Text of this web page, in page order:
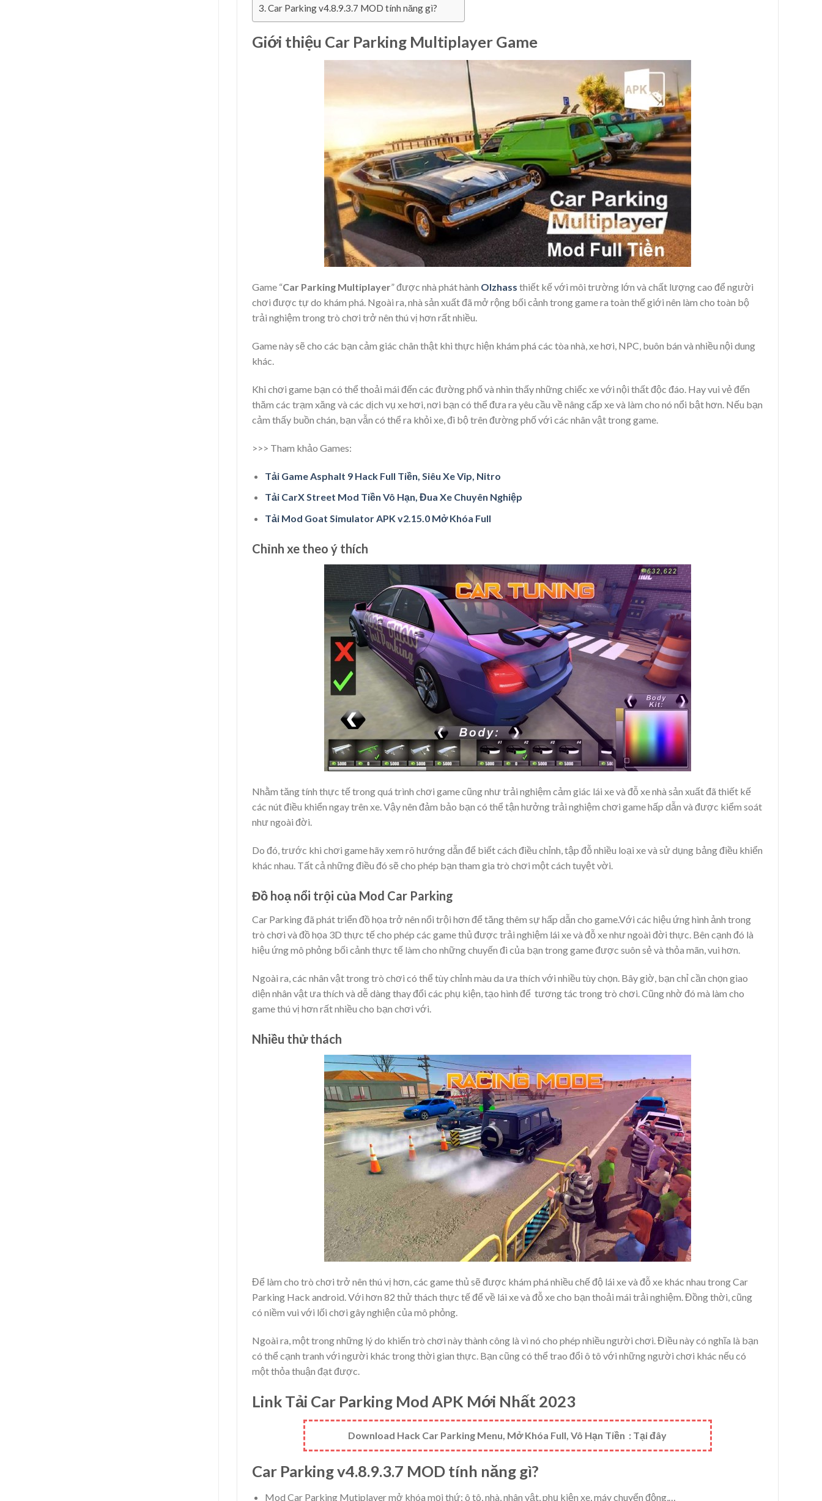
Car Parking v4.8.9.3.7 MOD tính năng gì?
Giới thiệu Car Parking Multiplayer Game
Game “Car Parking Multiplayer” được nhà phát hành Olzhass thiết kế với môi trường lớn và chất lượng cao để người
chơi được tự do khám phá. Ngoài ra, nhà sản xuất đã mở rộng bối cảnh trong game ra toàn thế giới nên làm cho toàn bộ
trải nghiệm trong trò chơi trở nên thú vị hơn rất nhiều.
Game này sẽ cho các bạn cảm giác chân thật khi thực hiện khám phá các tòa nhà, xe hơi, NPC, buôn bán và nhiều nội dung
khác.
Khi chơi game bạn có thể thoải mái đến các đường phố và nhìn thấy những chiếc xe với nội thất độc đáo. Hay vui vẻ đến
thăm các trạm xăng và các dịch vụ xe hơi, nơi bạn có thể đưa ra yêu cầu về nâng cấp xe và làm cho nó nổi bật hơn. Nếu bạn
cảm thấy buồn chán, bạn vẫn có thể ra khỏi xe, đi bộ trên đường phố với các nhân vật trong game.
>>> Tham khảo Games:
Tải Game Asphalt 9 Hack Full Tiền, Siêu Xe Vip, Nitro
Tải CarX Street Mod Tiền Vô Hạn, Đua Xe Chuyên Nghiệp
Tải Mod Goat Simulator APK v2.15.0 Mở Khóa Full
Chỉnh xe theo ý thích
Nhằm tăng tính thực tế trong quá trình chơi game cũng như trải nghiệm cảm giác lái xe và đỗ xe nhà sản xuất đã thiết kế
các nút điều khiển ngay trên xe. Vậy nên đảm bảo bạn có thể tận hưởng trải nghiệm chơi game hấp dẫn và được kiểm soát
như ngoài đời.
Do đó, trước khi chơi game hãy xem rõ hướng dẫn để biết cách điều chỉnh, tập đỗ nhiều loại xe và sử dụng bảng điều khiển
khác nhau. Tất cả những điều đó sẽ cho phép bạn tham gia trò chơi một cách tuyệt vời.
Đồ hoạ nổi trội của Mod Car Parking
Car Parking đã phát triển đồ họa trở nên nổi trội hơn để tăng thêm sự hấp dẫn cho game.Với các hiệu ứng hình ảnh trong
trò chơi và đồ họa 3D thực tế cho phép các game thủ được trải nghiệm lái xe và đỗ xe như ngoài đời thực. Bên cạnh đó là
hiệu ứng mô phỏng bối cảnh thực tế làm cho những chuyến đi của bạn trong game được suôn sẻ và thỏa mãn, vui hơn.
Ngoài ra, các nhân vật trong trò chơi có thể tùy chỉnh màu da ưa thích với nhiều tùy chọn. Bây giờ, bạn chỉ cần chọn giao
diện nhân vật ưa thích và dễ dàng thay đổi các phụ kiện, tạo hình để tương tác trong trò chơi. Cũng nhờ đó mà làm cho
game thú vị hơn rất nhiều cho bạn chơi với.
Nhiều thử thách
Để làm cho trò chơi trở nên thú vị hơn, các game thủ sẽ được khám phá nhiều chế độ lái xe và đỗ xe khác nhau trong Car
Parking Hack android. Với hơn 82 thử thách thực tế để về lái xe và đỗ xe cho bạn thoải mái trải nghiệm. Đồng thời, cũng
có niềm vui với lối chơi gây nghiện của mô phỏng.
Ngoài ra, một trong những lý do khiến trò chơi này thành công là vì nó cho phép nhiều người chơi. Điều này có nghĩa là bạn
có thể cạnh tranh với người khác trong thời gian thực. Bạn cũng có thể trao đổi ô tô với những người chơi khác nếu có
một thỏa thuận đạt được.
Link Tải Car Parking Mod APK Mới Nhất 2023
Download Hack Car Parking Menu, Mở Khóa Full, Vô Hạn Tiền : Tại đây
Car Parking v4.8.9.3.7 MOD tính năng gì?
Mod Car Parking Mutiplayer mở khóa mọi thứ: ô tô, nhà, nhân vật, phụ kiện xe, máy chuyển động,…